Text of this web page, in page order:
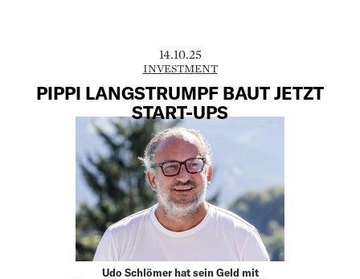
14.10.25
INVESTMENT
PIPPI LANGSTRUMPF BAUT JETZT
START-UPS
Udo Schlömer hat sein Geld mit